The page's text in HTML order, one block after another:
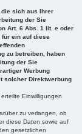
die sich aus Ihrer
der Sie
Art. 6 Abs. 1 lit. e oder
für ein auf diese
zu betreiben, haben
der Sie
Werbung
solcher Direktwerbung
Einwilligungen
zu verlangen, ob
diese Daten sowie auf
gesetzlichen